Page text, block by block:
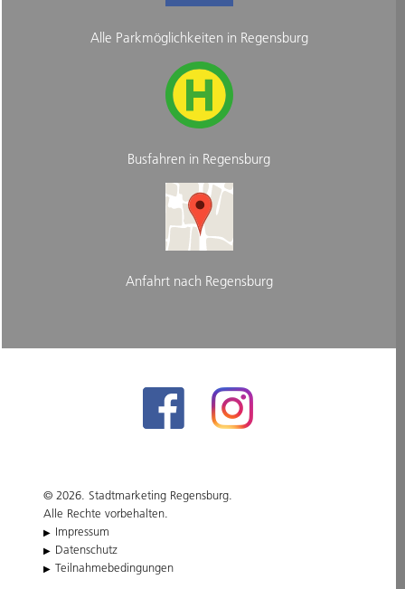
Alle Parkmöglichkeiten in Regensburg
Busfahren in Regensburg
Anfahrt nach Regensburg
© 2026. Stadtmarketing Regensburg.
Alle Rechte vorbehalten.
Impressum
Datenschutz
Teilnahmebedingungen